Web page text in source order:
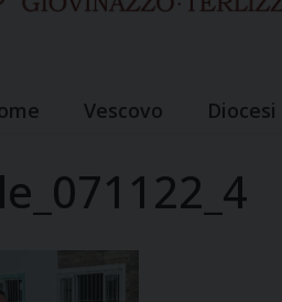
Vescovo Diocesi